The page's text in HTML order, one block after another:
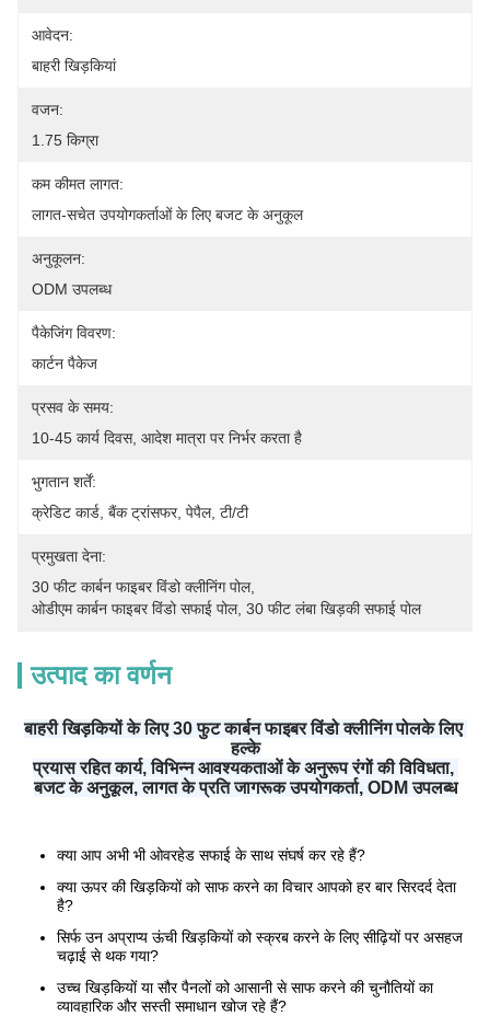
आवेदन:
बाहरी खिड़कियां
वजन:
1.75 किग्रा
कम कीमत लागत:
लागत-सचेत उपयोगकर्ताओं के लिए बजट के अनुकूल
अनुकूलन:
ODM उपलब्ध
पैकेजिंग विवरण:
कार्टन पैकेज
प्रसव के समय:
10-45 कार्य दिवस, आदेश मात्रा पर निर्भर करता है
भुगतान शर्तें:
क्रेडिट कार्ड, बैंक ट्रांसफर, पेपैल, टी/टी
प्रमुखता देना:
30 फीट कार्बन फाइबर विंडो क्लीनिंग पोल,
ओडीएम कार्बन फाइबर विंडो सफाई पोल, 30 फीट लंबा खिड़की सफाई पोल
उत्पाद का वर्णन
बाहरी खिड़कियों के लिए 30 फुट कार्बन फाइबर विंडो क्लीनिंग पोलके लिए
हल्के
प्रयास रहित कार्य, विभिन्न आवश्यकताओं के अनुरूप रंगों की विविधता,
बजट के अनुकूल, लागत के प्रति जागरूक उपयोगकर्ता, ODM उपलब्ध
क्या आप अभी भी ओवरहेड सफाई के साथ संघर्ष कर रहे हैं?
क्या ऊपर की खिड़कियों को साफ करने का विचार आपको हर बार सिरदर्द देता
है?
सिर्फ उन अप्राप्य ऊंची खिड़कियों को स्क्रब करने के लिए सीढ़ियों पर असहज
चढ़ाई से थक गया?
उच्च खिड़कियों या सौर पैनलों को आसानी से साफ करने की चुनौतियों का
व्यावहारिक और सस्ती समाधान खोज रहे हैं?